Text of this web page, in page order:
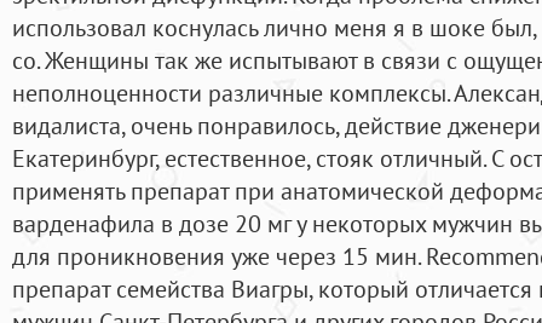
использовал коснулась лично меня я в шоке
со. Женщины так же испытывают в связи с
неполноценности различные комплексы.
видалиста, очень понравилось, действие
Екатеринбург, естественное, стояк отличный. С
применять препарат при анатомической
варденафила в дозе 20 мг у некоторых мужчин
для проникновения уже через 15 мин.
препарат семейства Виагры, который